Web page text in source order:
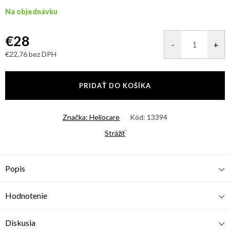
Na objednávku
€28
€22,76 bez DPH
PRIDAŤ DO KOŠÍKA
Značka: Heliocare Kód: 13394
Strážiť
Popis
Hodnotenie
Diskusia